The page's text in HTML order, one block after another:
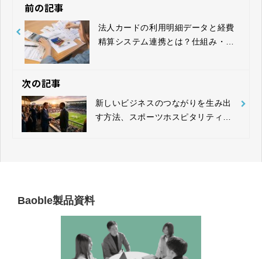
前の記事
法人カードの利用明細データと経費
精算システム連携とは？仕組み・メ
次の記事
新しいビジネスのつながりを生み出
す方法、スポーツホスピタリティが
Baoble製品資料